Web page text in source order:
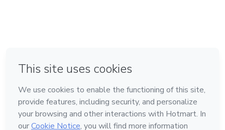
Feito com ❤ em Bogotá
Conheça a Hotmart